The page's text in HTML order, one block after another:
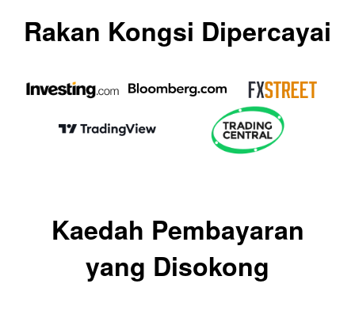
Rakan Kongsi Dipercayai
Kaedah Pembayaran
yang Disokong